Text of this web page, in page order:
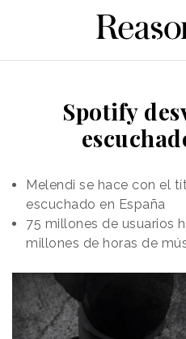
Spotify
Melendi se hace con el
escuchado en España
75 millones de usuarios
millones de horas de